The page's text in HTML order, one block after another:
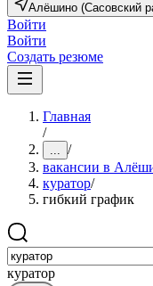
Алёшино (Сасовский
Войти
Войти
Создать резюме
Главная
/
... /
вакансии в
куратор/
гибкий график
куратор